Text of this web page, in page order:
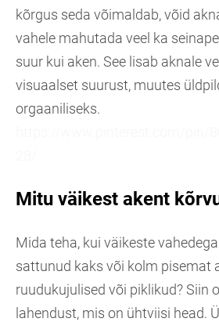
kõrgus seda võimaldab, võid
vahele mahutada veel ka
suur kui aken. See lisab aknale
visuaalset suurust, muutes
orgaaniliseks.
Mitu väikest akent
Mida teha, kui väikeste
sattunud kaks või kolm pisemat
ruudukujulised või piklikud? Siin
lahendust, mis on ühtviisi head.